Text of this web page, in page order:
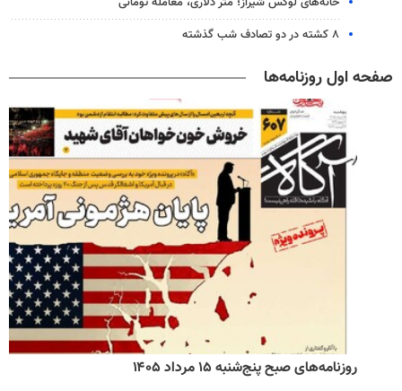
۸ کشته در دو تصادف شب گذشته
صفحه اول روزنامه‌ها
روزنامه‌های صبح پنج‌شنبه ۱۵ مرداد ۱۴۰۵